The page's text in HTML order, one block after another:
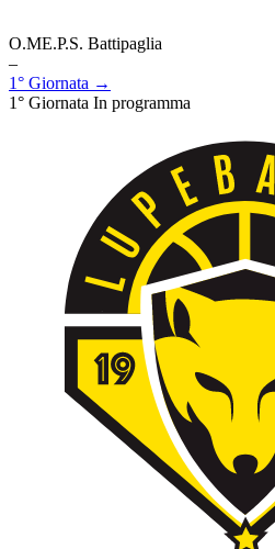
O.ME.P.S. Battipaglia
–
1° Giornata →
1° Giornata In programma